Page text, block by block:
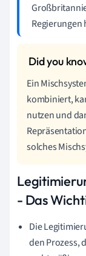
Ein
kombiniert,
nutzen und
solches
- Das
Die
den Prozess,